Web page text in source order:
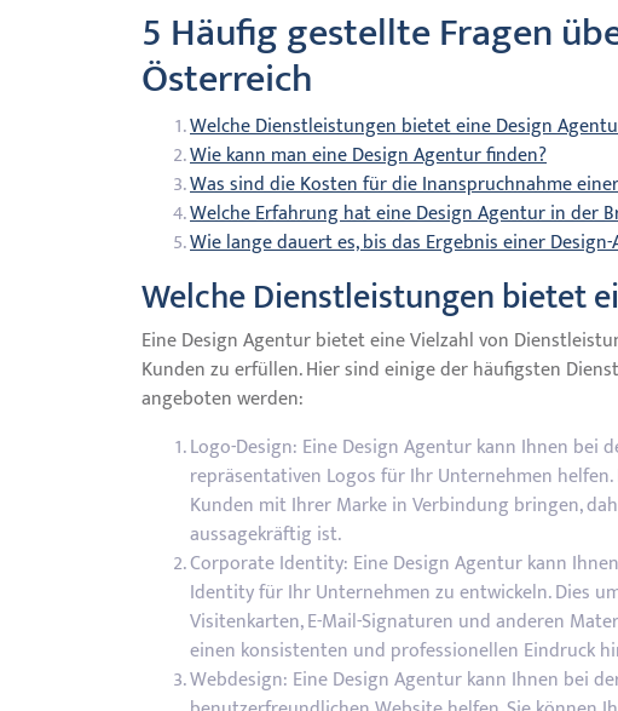
5 Häufig gestellte Fragen
Österreich
Welche Dienstleistungen bietet eine Design
Wie kann man eine Design Agentur finden?
Was sind die Kosten für die Inanspruchnahme
Welche Erfahrung hat eine Design Agentur in der
Wie lange dauert es, bis das Ergebnis einer
Welche Dienstleistungen bietet
Eine Design Agentur bietet eine Vielzahl von
Kunden zu erfüllen. Hier sind einige der häufigsten
angeboten werden:
Logo-Design: Eine Design Agentur kann Ihnen bei
repräsentativen Logos für Ihr Unternehmen
Kunden mit Ihrer Marke in Verbindung bringen,
aussagekräftig ist.
Corporate Identity: Eine Design Agentur kann
Identity für Ihr Unternehmen zu entwickeln. Dies
Visitenkarten, E-Mail-Signaturen und anderen
einen konsistenten und professionellen Eindruck
Webdesign: Eine Design Agentur kann Ihnen bei